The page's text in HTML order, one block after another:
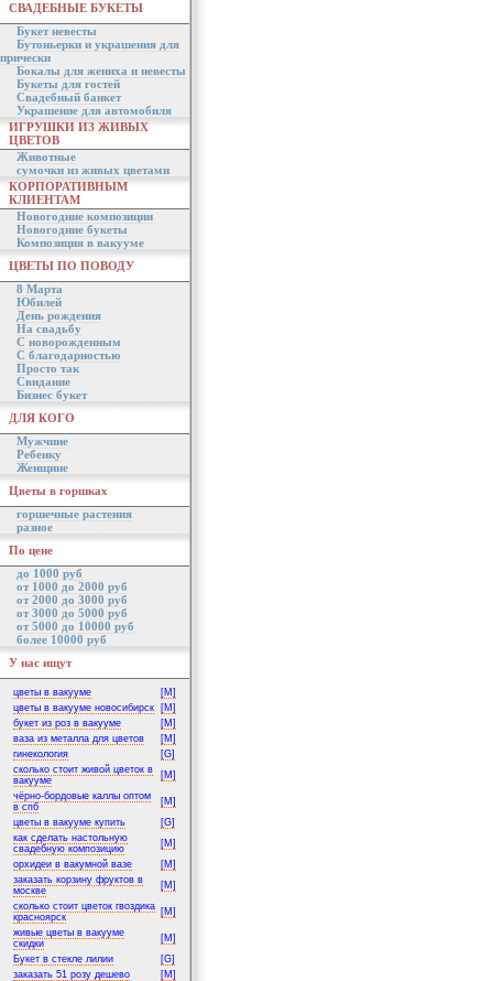
СВАДЕБНЫЕ БУКЕТЫ
Букет невесты
Бутоньерки и украшения для
прически
Бокалы для жениха и невесты
Букеты для гостей
Свадебный банкет
Украшение для автомобиля
ИГРУШКИ ИЗ ЖИВЫХ
ЦВЕТОВ
Животные
сумочки из живых цветами
КОРПОРАТИВНЫМ
КЛИЕНТАМ
Новогодние композиции
Новогодние букеты
Композиция в вакууме
ЦВЕТЫ ПО ПОВОДУ
8 Марта
Юбилей
День рождения
На свадьбу
С новорожденным
С благодарностью
Просто так
Свидание
Бизнес букет
ДЛЯ КОГО
Мужчине
Ребенку
Женщине
Цветы в горшках
горшечные растения
разное
По цене
до 1000 руб
от 1000 до 2000 руб
от 2000 до 3000 руб
от 3000 до 5000 руб
от 5000 до 10000 руб
более 10000 руб
У нас ищут
цветы в вакууме
[M]
цветы в вакууме новосибирск
[M]
букет из роз в вакууме
[M]
ваза из металла для цветов
[M]
гинекология
[G]
сколько стоит живой цветок в
вакууме
[M]
чёрно-бордовые каллы оптом
в спб
[M]
цветы в вакууме купить
[G]
как сделать настольную
свадебную композицию
[M]
орхидеи в вакумной вазе
[M]
заказать корзину фруктов в
москве
[M]
сколько стоит цветок гвоздика
красноярск
[M]
живые цветы в вакууме
скидки
[M]
Букет в стекле лилии
[G]
заказать 51 розу дешево
[M]